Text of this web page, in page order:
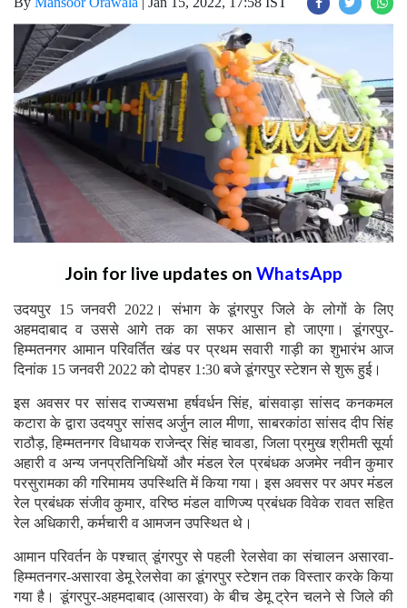
Join for live updates on WhatsApp
उदयपुर 15 जनवरी 2022। संभाग के डूंगरपुर जिले के लोगों के लिए
अहमदाबाद व उससे आगे तक का सफर आसान हो जाएगा। डूंगरपुर-
हिम्मतनगर आमान परिवर्तित खंड पर प्रथम सवारी गाड़ी का शुभारंभ आज
दिनांक 15 जनवरी 2022 को दोपहर 1:30 बजे डूंगरपुर स्टेशन से शुरू हुई।
इस अवसर पर सांसद राज्यसभा हर्षवर्धन सिंह, बांसवाड़ा सांसद कनकमल
कटारा के द्वारा उदयपुर सांसद अर्जुन लाल मीणा, साबरकांठा सांसद दीप सिंह
राठौड़, हिम्मतनगर विधायक राजेन्द्र सिंह चावडा, जिला प्रमुख श्रीमती सूर्या
अहारी व अन्य जनप्रतिनिधियों और मंडल रेल प्रबंधक अजमेर नवीन कुमार
परसुरामका की गरिमामय उपस्थिति में किया गया। इस अवसर पर अपर मंडल
रेल प्रबंधक संजीव कुमार, वरिष्ठ मंडल वाणिज्य प्रबंधक विवेक रावत सहित
रेल अधिकारी, कर्मचारी व आमजन उपस्थित थे।
आमान परिवर्तन के पश्चात् डूंगरपुर से पहली रेलसेवा का संचालन असारवा-
हिम्मतनगर-असारवा डेमू रेलसेवा का डूंगरपुर स्टेशन तक विस्तार करके किया
गया है। डूंगरपुर-अहमदाबाद (आसरवा) के बीच डेमू ट्रेन चलने से जिले की